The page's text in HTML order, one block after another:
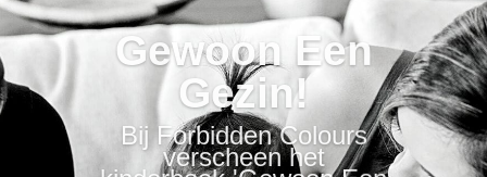
Gewoon Een
Gezin!
Bij Forbidden Colours
verscheen het